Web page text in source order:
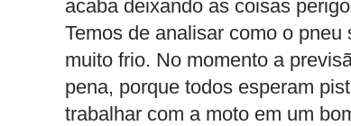
acaba deixando as coisas
Temos de analisar como o
muito frio. No momento a
pena, porque todos esperam
trabalhar com a moto em um